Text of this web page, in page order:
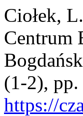
Ciołek,
Centrum
(1-2),
https://